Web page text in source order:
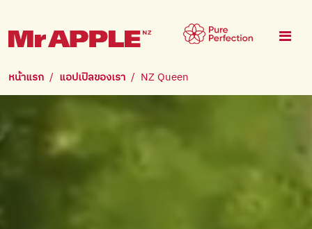
หน้าแรก แอปเปิลของเรา NZ Queen